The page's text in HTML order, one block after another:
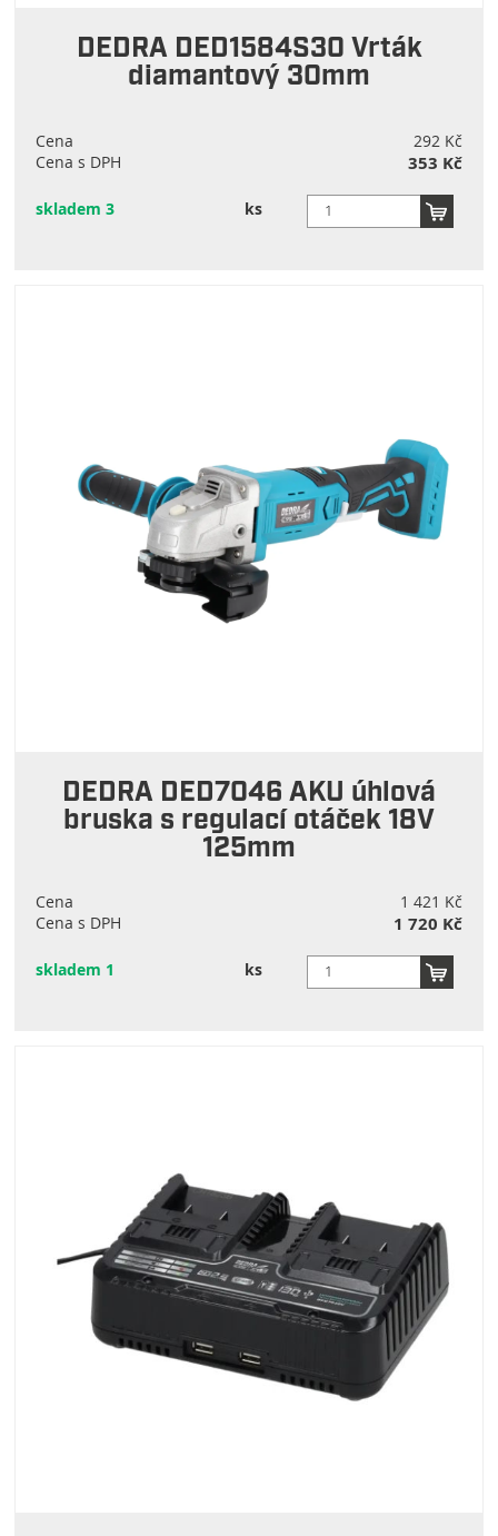
DEDRA DED1584S30 Vrták
diamantový 30mm
Cena
292 Kč
Cena s DPH
353 Kč
skladem 3 ks
DEDRA DED7046 AKU úhlová
bruska s regulací otáček 18V
125mm
Cena
1 421 Kč
Cena s DPH
1 720 Kč
skladem 1 ks